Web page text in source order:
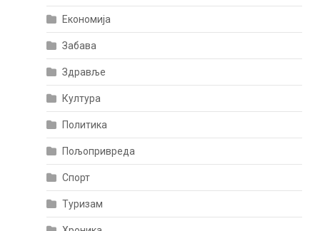
Економија
Забава
Здравље
Култура
Политика
Пољопривреда
Спорт
Туризам